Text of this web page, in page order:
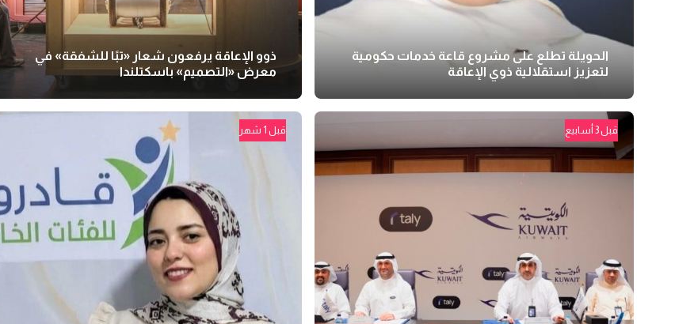
الحويلة تطلع على مشروع قاعة خدمات حكومية
لتعزيز استقلالية ذوي الإعاقة
ذوو الإعاقة يرفعون شعار «تبًا للشفقة» في
معرض «التصميم» باسكتلندا
قبل 3 أسابيع قبل 1 شهر